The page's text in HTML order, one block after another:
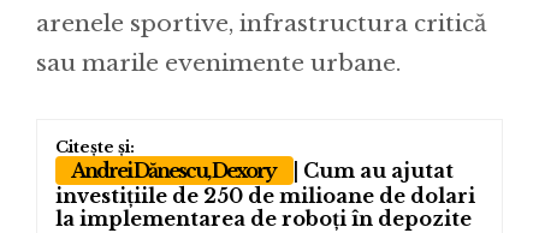
arenele sportive, infrastructura critică
sau marile evenimente urbane.
Andrei Dănescu, Dexory
| Cum au ajutat
investițiile de 250 de milioane de dolari
la implementarea de roboți în depozite